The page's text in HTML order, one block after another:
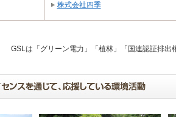
株式会社四季
GSLは「グリーン電力」「植林」「国連認証排出